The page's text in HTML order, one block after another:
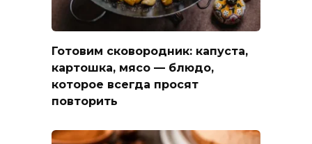
Готовим сковородник: капуста,
картошка, мясо — блюдо,
которое всегда просят
повторить